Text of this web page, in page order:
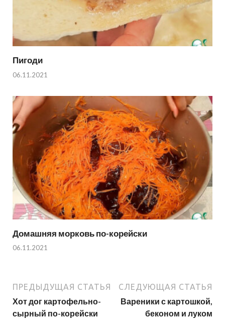
Пигоди
06.11.2021
Домашняя морковь по-корейски
06.11.2021
ПРЕДЫДУЩАЯ СТАТЬЯ
Хот дог картофельно-
сырный по-корейски
СЛЕДУЮЩАЯ СТАТЬЯ
Вареники с картошкой,
беконом и луком